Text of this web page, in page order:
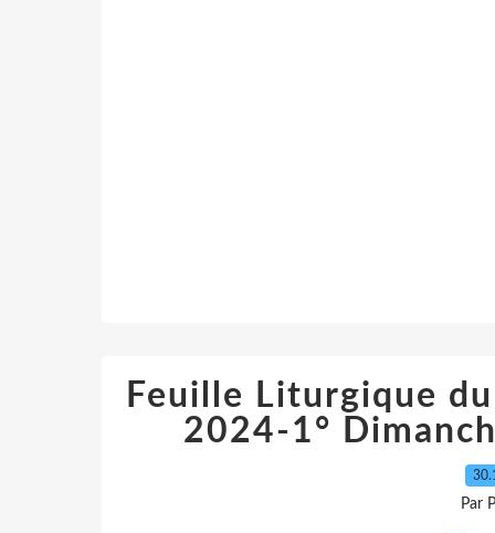
Feuille Liturgique
2024-1°
Par